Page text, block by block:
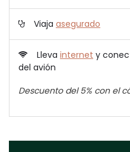
Viaja asegurado
Lleva internet y
del avión
Descuento del 5% con el